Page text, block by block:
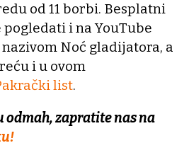
od 11 borbi. Besplatni
i na YouTube
Noć gladijatora, a
i u ovom
list.
zapratite nas na